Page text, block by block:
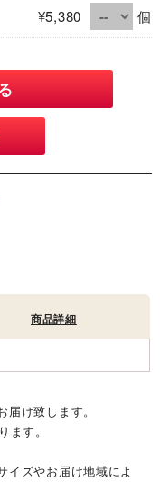
¥5,380 個
商品詳細
け致します。
ます。
イズやお届け地域によ